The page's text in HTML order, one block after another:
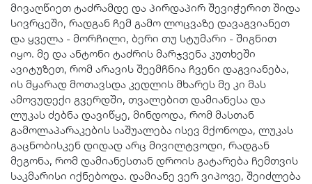
მივაღწიეთ ტაძრამდე და პირდაპირ შევიჭერით შიდა
სივრცეში, რადგან ჩემ გამო ლოცვაზე დავაგვიანეთ
და ყველა - მორჩილი, ბერი თუ სტუმარი - შიგნით
იყო. მე და ანტონი ტაძრის მარჯვენა კუთხეში
ავიტუზეთ, რომ არავის შეემჩნია ჩვენი დაგვიანება,
ის მყარად მოთავსდა კედლის მხარეს მე კი მას
ამოვუდექი გვერდში, თვალებით დამიანესა და
ლუკას ძებნა დავიწყე, მინდოდა, რომ მასთან
გამოლაპარაკების საშუალება ისევ მქონოდა, ლუკას
გაცნობისკენ დიდად არც მივილტვოდი, რადგან
მეგონა, რომ დამიანესთან დროის გატარება ჩემთვის
საკმარისი იქნებოდა. დამიანე ვერ ვიპოვე, შეიძლება